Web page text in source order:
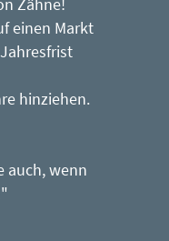
einen Markt
hinziehen.
auch, wenn